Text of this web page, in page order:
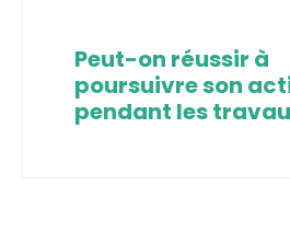
Peut-on réussir à
poursuivre son
pendant les